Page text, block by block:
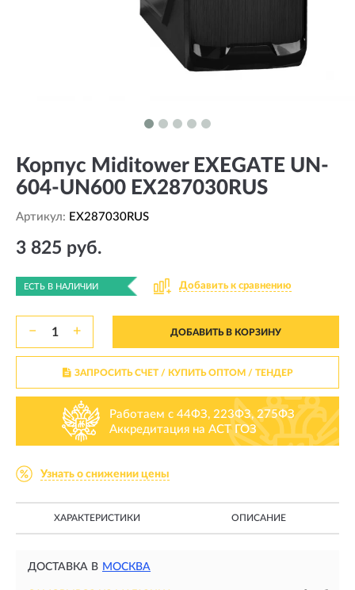
Корпус Miditower EXEGATE UN-
604-UN600 EX287030RUS
Артикул: EX287030RUS
3 825 руб.
ЕСТЬ В НАЛИЧИИ Добавить к сравнению
− + ДОБАВИТЬ В КОРЗИНУ
ЗАПРОСИТЬ СЧЕТ / КУПИТЬ ОПТОМ/ ТЕНДЕР
Работаем с 44ФЗ, 223ФЗ, 275ФЗ
Аккредитация на АСТ ГОЗ
Узнать о снижении цены
ХАРАКТЕРИСТИКИ ОПИСАНИЕ
ДОСТАВКА В МОСКВА